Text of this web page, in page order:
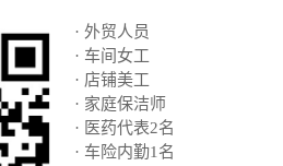
· 外贸人员
· 车间女工
· 店铺美工
· 家庭保洁师
· 医药代表2名
· 车险内勤1名